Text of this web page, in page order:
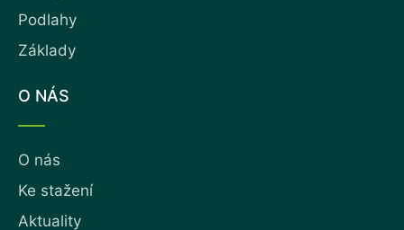
Podlahy
Základy
O NÁS
O nás
Ke stažení
Aktuality